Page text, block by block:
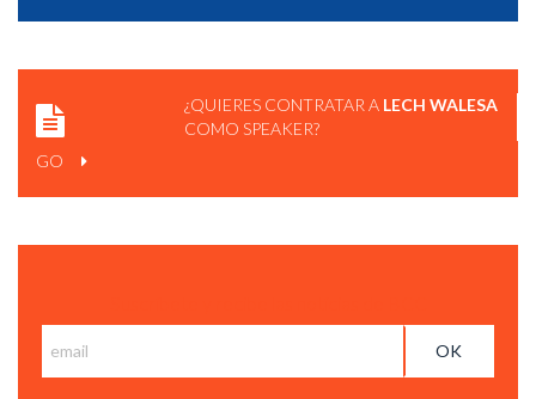
¿QUIERES CONTRATAR A LECH WALESA
COMO SPEAKER?
GO